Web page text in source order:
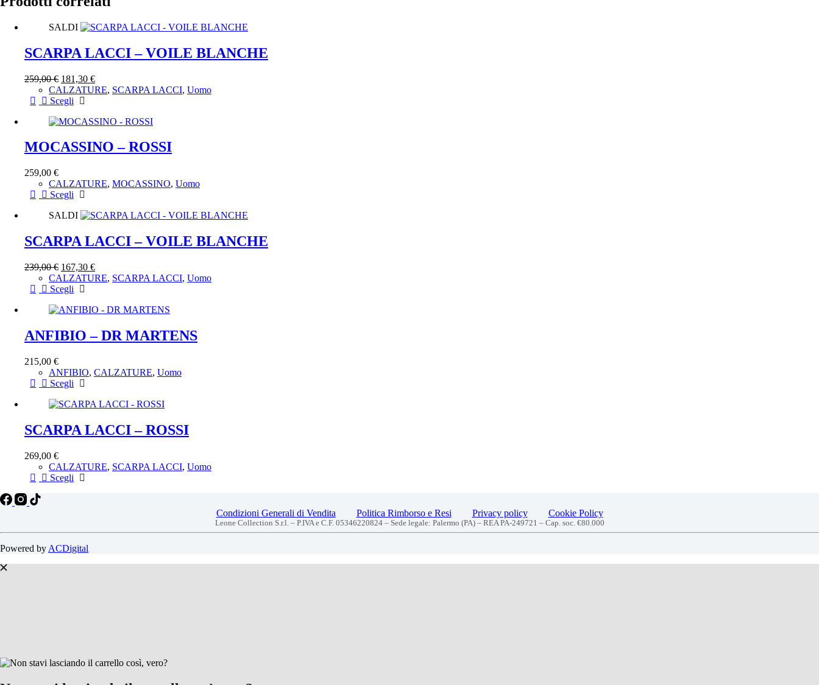
SALDI
SCARPA LACCI – VOILE BLANCHE
259,00€ 181,30 €
CALZATURE, SCARPA LACCI, Uomo
Scegli
ha
varianti.
Le
essere
nella
pagina
prodotto
MOCASSINO – ROSSI
259,00 €
CALZATURE, MOCASSINO, Uomo
Scegli
ha
varianti.
Le
possono
essere
nella
pagina
prodotto
SALDI
SCARPA LACCI – VOILE BLANCHE
239,00€ 167,30 €
CALZATURE, SCARPA LACCI, Uomo
Scegli
ha
varianti.
Le
essere
nella
pagina
prodotto
ANFIBIO – DR MARTENS
215,00 €
ANFIBIO, CALZATURE, Uomo
Scegli
ha
varianti.
Le
essere
SCARPA LACCI – ROSSI
269,00 €
CALZATURE, SCARPA LACCI, Uomo
Scegli
Le
possono
essere
Condizioni Generali di Vendita Politica Rimborso e Resi Privacy policy Cookie Policy
Leone Collection S.r.l. – P.IVA e C.F. 05346220824 – Sede legale: Palermo (PA) – REA PA-249721 – Cap. soc. €80.000
Powered by ACDigital